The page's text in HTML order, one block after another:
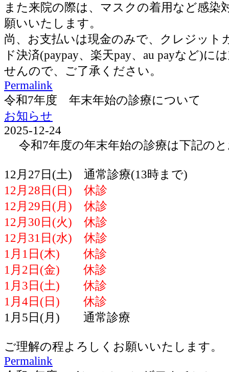
また来院の際は、マスクの着用など感染
願いいたします。
尚、お支払いは現金のみで、クレジット
ド決済(paypay、楽天pay、au payなど)に
せんので、ご了承ください。
Permalink
令和7年度 年末年始の診療について
お知らせ
2025-12-24
令和7年度の年末年始の診療は下記の
12月27日(土) 通常診療(13時まで)
12月28日(日) 休診
12月29日(月) 休診
12月30日(火) 休診
12月31日(水) 休診
1月1日(木) 休診
1月2日(金) 休診
1月3日(土) 休診
1月4日(日) 休診
1月5日(月) 通常診療
ご理解の程よろしくお願いいたします。
Permalink